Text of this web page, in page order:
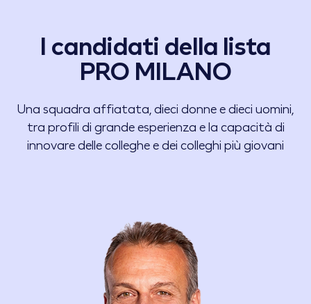
I candidati della lista
PRO MILANO
Una squadra affiatata, dieci donne e dieci uomini,
tra profili di grande esperienza e la capacità di
innovare delle colleghe e dei colleghi più giovani